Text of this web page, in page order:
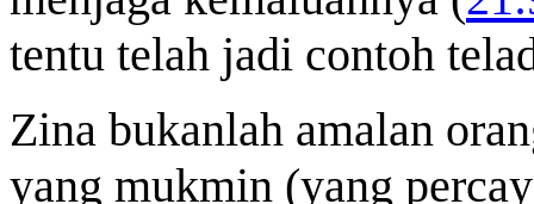
tentu telah jadi contoh
Zina bukanlah amalan
yang mukmin (yang